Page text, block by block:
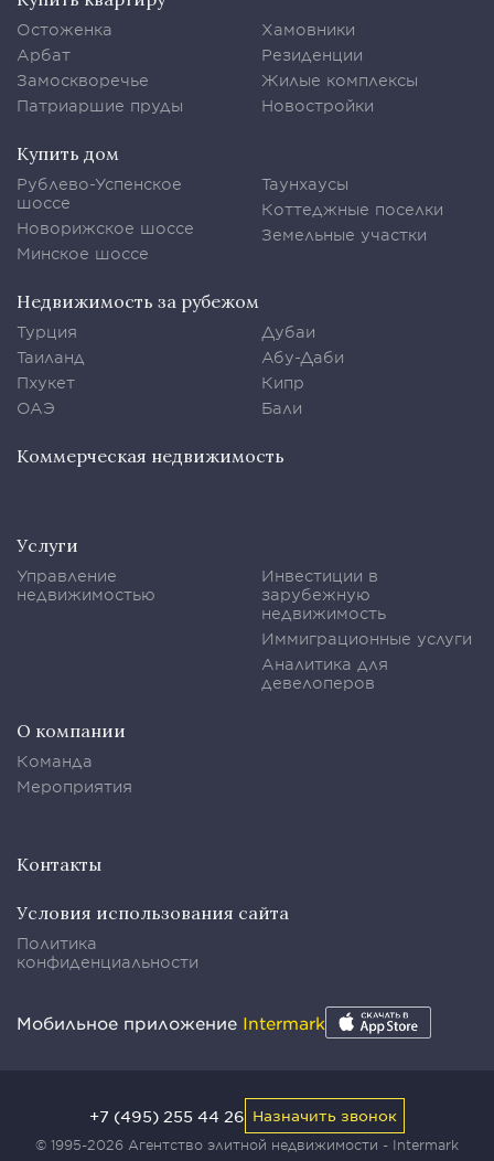
Остоженка
Арбат
Замоскворечье
Патриаршие пруды
Хамовники
Резиденции
Жилые комплексы
Новостройки
Купить дом
Рублево-Успенское
шоссе
Новорижское шоссе
Минское шоссе
Таунхаусы
Коттеджные поселки
Земельные участки
Недвижимость за рубежом
Турция
Таиланд
Пхукет
ОАЭ
Дубаи
Абу-Даби
Кипр
Бали
Коммерческая недвижимость
Услуги
Управление
недвижимостью
Инвестиции в
зарубежную
недвижимость
Иммиграционные услуги
Аналитика для
девелоперов
О компании
Команда
Мероприятия
Контакты
Условия использования сайта
Политика
конфиденциальности
Мобильное приложение Intermark
© 1995-2026 Агентство элитной недвижимости - Intermark
+7 (495) 255 44 26 Назначить звонок